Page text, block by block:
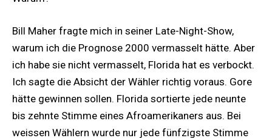
Bill Maher fragte mich in seiner Late-Night-Show,
warum ich die Prognose 2000 vermasselt hätte. Aber
ich habe sie nicht vermasselt, Florida hat es verbockt.
Ich sagte die Absicht der Wähler richtig voraus. Gore
hätte gewinnen sollen. Florida sortierte jede neunte
bis zehnte Stimme eines Afroamerikaners aus. Bei
weissen Wählern wurde nur jede fünfzigste Stimme